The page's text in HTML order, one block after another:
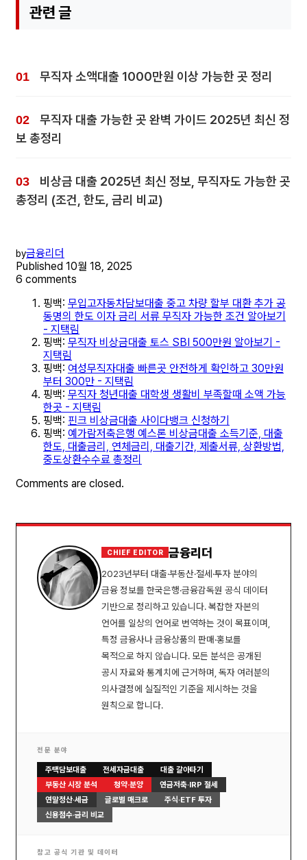
관련 글
무직자 소액대출 1000만원 이상 가능한 곳 정리
무직자 대출 가능한 곳 완벽 가이드 2025년 최신 정
보 총정리
비상금 대출 2025년 최신 정보, 무직자도 가능한 곳
총정리 (조건, 한도, 금리 비교)
by금융리더
Published 10월 18, 2025
6 comments
핑백: 무입고자동차담보대출 중고 차량 할부 대환 추가 공
동명의 한도 이자 금리 서류 무직자 가능한 조건 알아보기
- 지택림
핑백: 무직자 비상금대출 토스 SBI 500만원 알아보기 -
지택림
핑백: 여성무직자대출 빠른곳 안전하게 확인하고 30만원
부터 300만 - 지택림
핑백: 무직자 청년대출 대학생 생활비 부족할때 소액 가능
한곳 - 지택림
핑백: 핀크 비상금대출 사이다뱅크 신청하기
핑백: 예가람저축은행 예스론 비상금대출 소득기준, 대출
한도, 대출금리, 연체금리, 대출기간, 제출서류, 상환방법,
중도상환수수료 총정리
Comments are closed.
CHIEF EDITOR 금융리더
2023년부터 대출·부동산·절세·투자 분야의
금융 정보를 한국은행·금융감독원 공식 데이터
기반으로 정리하고 있습니다. 복잡한 자본의
언어를 일상의 언어로 번역하는 것이 목표이며,
특정 금융사나 금융상품의 판매·홍보를
목적으로 하지 않습니다. 모든 분석은 공개된
공시 자료와 통계치에 근거하며, 독자 여러분의
의사결정에 실질적인 기준을 제시하는 것을
원칙으로 합니다.
전문 분야
주택담보대출 전세자금대출
대출 갈아타기
부동산 시장 분석
청약·분양
연금저축·IRP 절세
연말정산·세금
글로벌 매크로
주식·ETF 투자
신용점수·금리 비교
참고 공식 기관 및 데이터